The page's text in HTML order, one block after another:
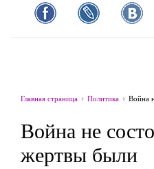
Главная страница Политика Война
Война не
жертвы были